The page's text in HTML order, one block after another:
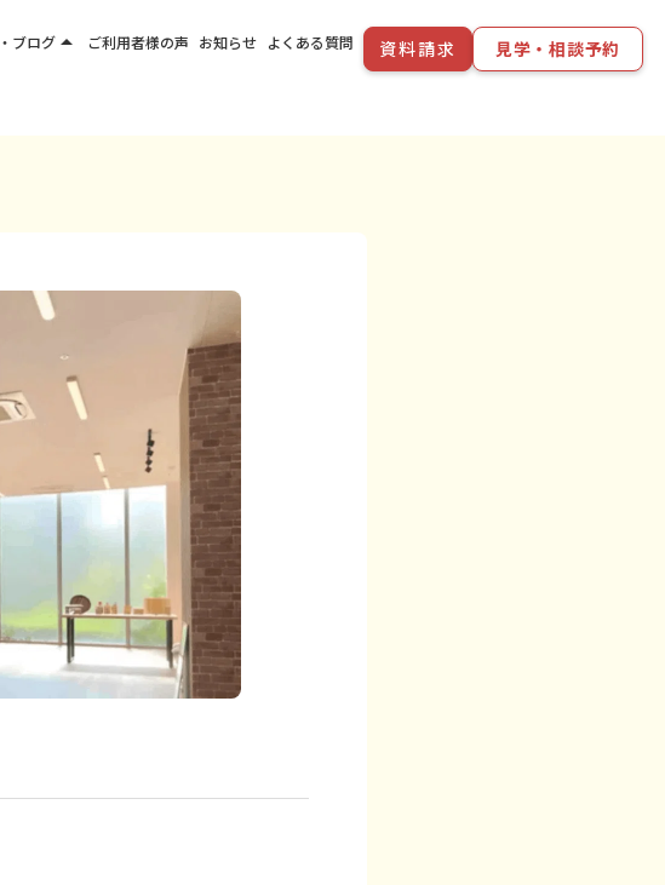
ブログarrow_drop_up ご利用者様の声 お知らせ よくある質問 資料請求 見学・相談予約